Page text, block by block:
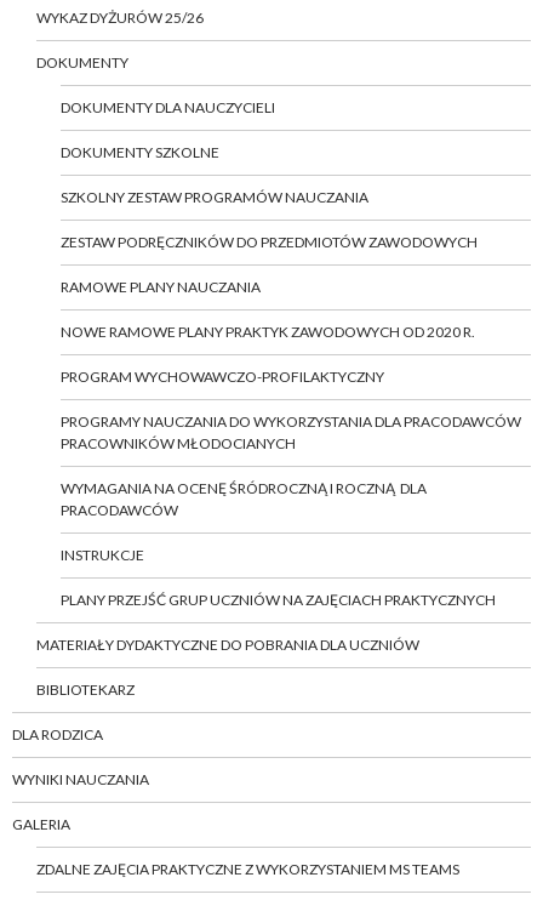
WYKAZ DYŻURÓW 25/26
DOKUMENTY
DOKUMENTY DLA NAUCZYCIELI
DOKUMENTY SZKOLNE
SZKOLNY ZESTAW PROGRAMÓW NAUCZANIA
ZESTAW PODRĘCZNIKÓW DO PRZEDMIOTÓW ZAWODOWYCH
RAMOWE PLANY NAUCZANIA
NOWE RAMOWE PLANY PRAKTYK ZAWODOWYCH OD 2020 R.
PROGRAM WYCHOWAWCZO-PROFILAKTYCZNY
PROGRAMY NAUCZANIA DO WYKORZYSTANIA DLA PRACODAWCÓW
PRACOWNIKÓW MŁODOCIANYCH
WYMAGANIA NA OCENĘ ŚRÓDROCZNĄ I ROCZNĄ DLA
PRACODAWCÓW
INSTRUKCJE
PLANY PRZEJŚĆ GRUP UCZNIÓW NA ZAJĘCIACH PRAKTYCZNYCH
MATERIAŁY DYDAKTYCZNE DO POBRANIA DLA UCZNIÓW
BIBLIOTEKARZ
DLA RODZICA
WYNIKI NAUCZANIA
GALERIA
ZDALNE ZAJĘCIA PRAKTYCZNE Z WYKORZYSTANIEM MS TEAMS